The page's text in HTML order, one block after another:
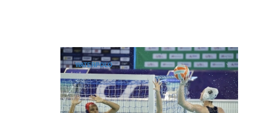
WATERPOLO